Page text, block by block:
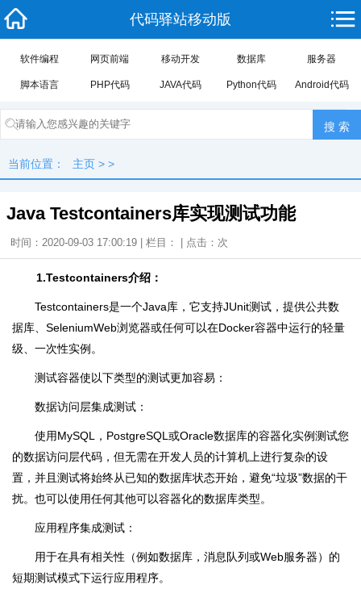
代码驿站移动版
软件编程 网页前端 移动开发 数据库 服务器
脚本语言 PHP代码 JAVA代码 Python代码 Android代码
当前位置： 主页 > >
Java Testcontainers库实现测试功能
时间：2020-09-03 17:00:19 | 栏目： | 点击： 次
1.Testcontainers介绍：
Testcontainers是一个Java库，它支持JUnit测试，提供公共数
据库、SeleniumWeb浏览器或任何可以在Docker容器中运行的轻量
级、一次性实例。
测试容器使以下类型的测试更加容易：
数据访问层集成测试：
使用MySQL，PostgreSQL或Oracle数据库的容器化实例测试您
的数据访问层代码，但无需在开发人员的计算机上进行复杂的设
置，并且测试将始终从已知的数据库状态开始，避免“垃圾”数据的干
扰。也可以使用任何其他可以容器化的数据库类型。
应用程序集成测试：
用于在具有相关性（例如数据库，消息队列或Web服务器）的
短期测试模式下运行应用程序。